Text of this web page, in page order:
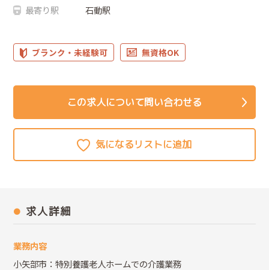
最寄り駅 石動駅
ブランク・未経験可 無資格OK
この求人について問い合わせる
求人詳細
業務内容
小矢部市：特別養護老人ホームでの介護業務